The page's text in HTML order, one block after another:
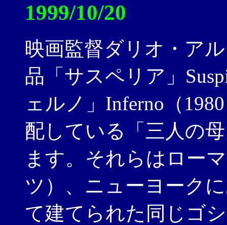
1999/10/20
映画監督ダリオ・ア
品「サスペリア」
ェルノ」Inferno（
配している「三人の
ます。それらはロー
ツ）、ニューヨーク
て建てられた同じゴ